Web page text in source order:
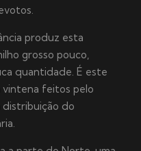
produz esta
grosso pouco,
quantidade. É este
vintena feitos pelo
distribuição do